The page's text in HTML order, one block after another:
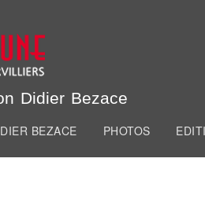
Didier Bezace
BEZACE PHOTOS